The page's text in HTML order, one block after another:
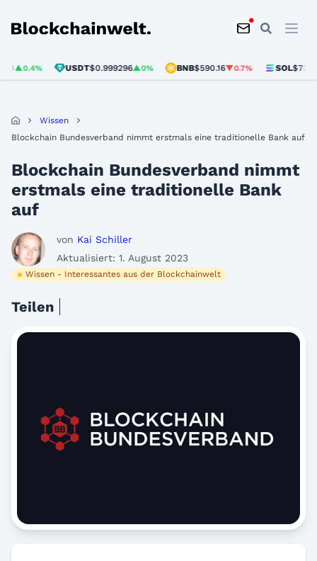
Blockchainwelt
USDT$0.999296▲0% BNB$590.16▼0.7% SOL$73.53
Wissen
Blockchain Bundesverband nimmt erstmals eine traditionelle Bank auf
Blockchain Bundesverband nimmt
erstmals eine traditionelle Bank
auf
von Kai Schiller
Aktualisiert: 1. August 2023
Wissen - Interessantes aus der Blockchainwelt
Teilen